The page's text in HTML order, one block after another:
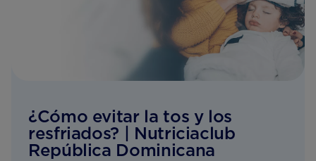
¿Cómo evitar la tos y los
resfriados? | Nutriciaclub
República Dominicana